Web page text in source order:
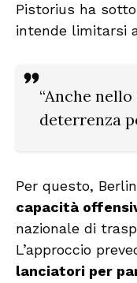
Pistorius ha
intende limitarsi
“Anche
deterrenza
Per questo,
capacità
nazionale di
L’approccio
lanciatori per